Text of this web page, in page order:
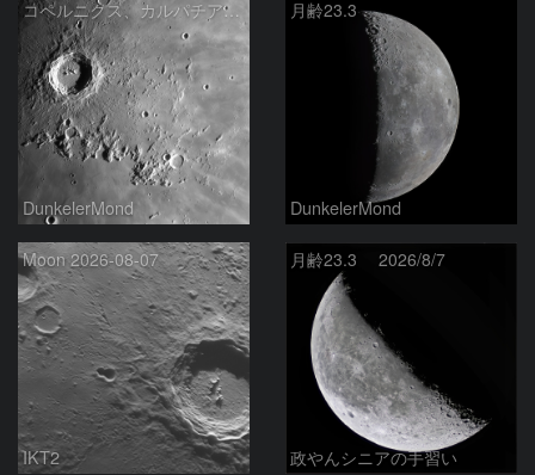
コペルニクス、カルパチア山脈付近
DunkelerMond
月齢23.3
DunkelerMond
Moon 2026-08-07
IKT2
月齢23.3 2026/8/7
政やんシニアの手習い